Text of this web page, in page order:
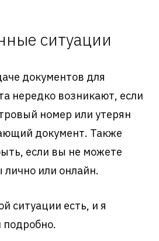
ситуации
документов для
нередко возникают, если
номер или утерян
документ. Также
если вы не можете
или онлайн.
ситуации есть, и я
подробно.